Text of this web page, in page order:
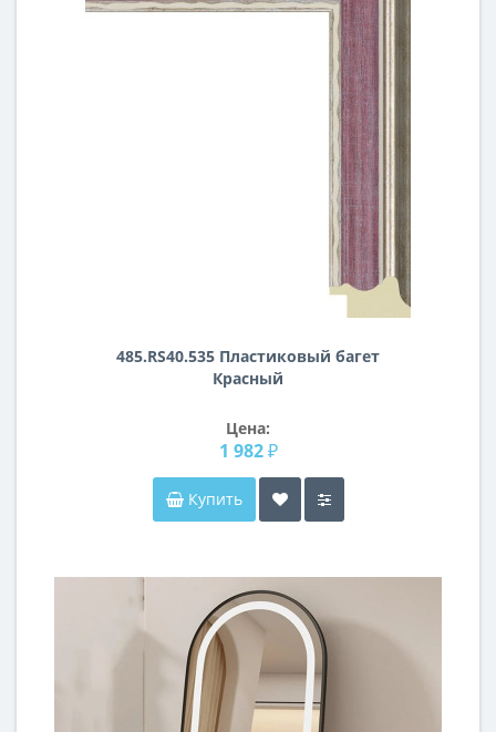
485.RS40.535 Пластиковый багет
Красный
Цена:
1 982 ₽
Купить